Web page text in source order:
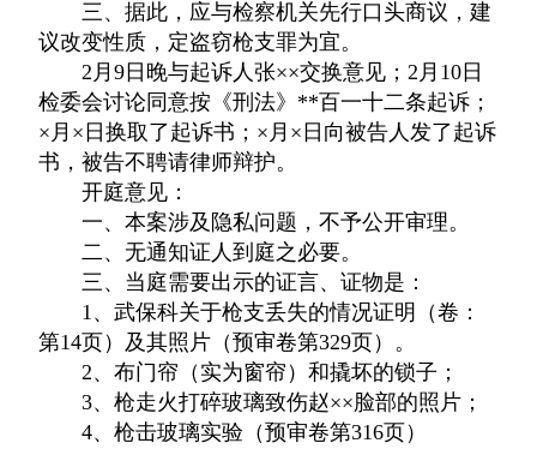
三、据此，应与检察机关先行口头商议，建
议改变性质，定盗窃枪支罪为宜。
2月9日晚与起诉人张××交换意见；2月10日
检委会讨论同意按《刑法》**百一十二条起诉；
×月×日换取了起诉书；×月×日向被告人发了起诉
书，被告不聘请律师辩护。
开庭意见：
一、本案涉及隐私问题，不予公开审理。
二、无通知证人到庭之必要。
三、当庭需要出示的证言、证物是：
1、武保科关于枪支丢失的情况证明（卷：
第14页）及其照片（预审卷第329页）。
2、布门帘（实为窗帘）和撬坏的锁子；
3、枪走火打碎玻璃致伤赵××脸部的照片；
4、枪击玻璃实验（预审卷第316页）